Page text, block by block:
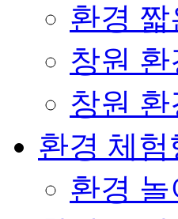
환경
창원
창원
환경 체험
환경 놀